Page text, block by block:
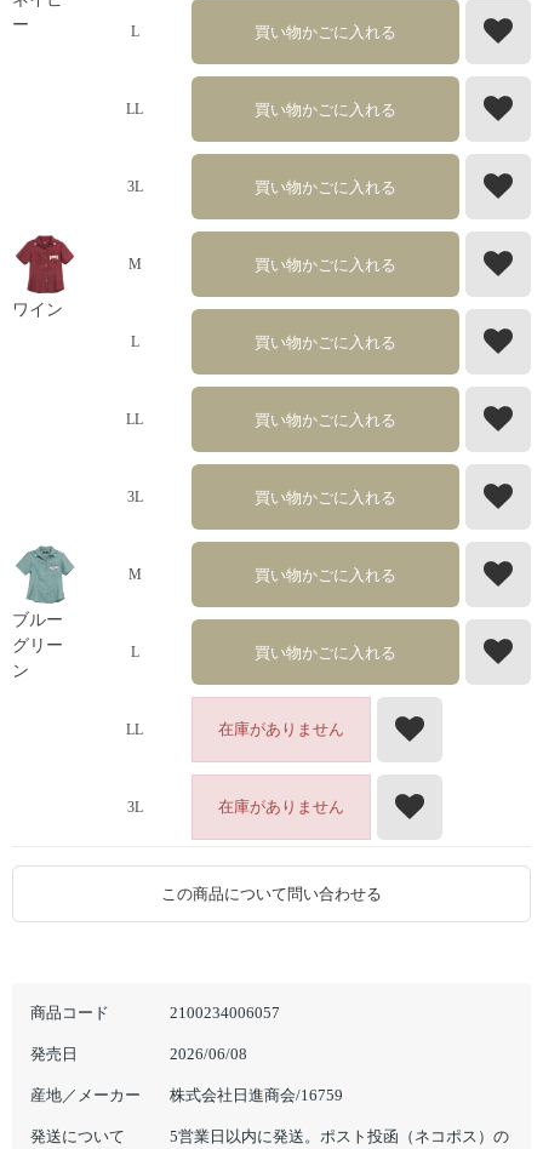
商品コード 2100234006057
発売日 2026/06/08
産地／メーカー 株式会社日進商会/16759
発送について
5営業日以内に発送。ポスト投函（ネコポス）の
ー
L 買い物かごに入れる
LL 買い物かごに入れる
3L 買い物かごに入れる
ワイン
M 買い物かごに入れる
L 買い物かごに入れる
LL 買い物かごに入れる
3L 買い物かごに入れる
ブルー
グリー
ン
M 買い物かごに入れる
L 買い物かごに入れる
LL 在庫がありません
3L 在庫がありません
この商品について問い合わせる